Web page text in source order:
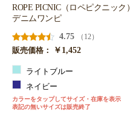
ROPE PICNIC（ロペピクニック）
デニムワンピ
4.75
（12）
販売価格：
￥1,452
ライトブルー
ネイビー
カラーをタップしてサイズ・在庫を表示
表記の無いサイズは販売終了